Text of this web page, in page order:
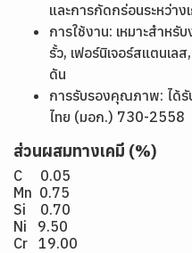
และการกัดกร่อนระหว่าง
การใช้งาน: เหมาะสำหรั
รั้ว, เฟอร์นิเจอร์สแตนเล
ดัน
การรับรองคุณภาพ: ได้รั
ไทย (มอก.) 730-2558
ส่วนผสมทางเคมี (%)
C 0.05
Mn 0.75
Si 0.70
Ni 9.50
Cr 19.00